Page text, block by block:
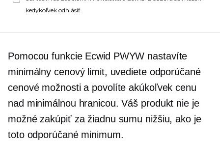
kedykoľvek odhlásiť.
Pomocou funkcie Ecwid PWYW nastavíte
minimálny cenový limit, uvediete odporúčané
cenové možnosti a povolíte akúkoľvek cenu
nad minimálnou hranicou. Váš produkt nie je
možné zakúpiť za žiadnu sumu nižšiu, ako je
toto odporúčané minimum.